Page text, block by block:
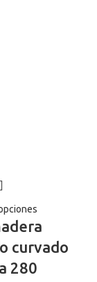
curvado
280